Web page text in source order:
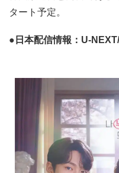
タート予定。
●日本配信情報：U-